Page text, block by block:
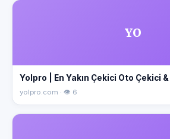
YO
Yolpro | En Yakın Çekici Oto Çekici &
yolpro.com · 👁 6